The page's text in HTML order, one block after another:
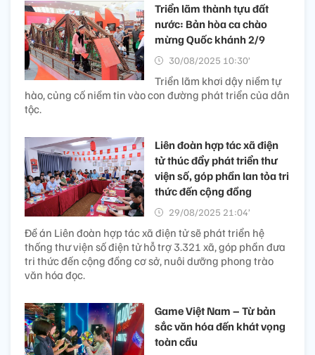
Triển lãm thành tựu đất
nước: Bản hòa ca chào
mừng Quốc khánh 2/9
30/08/2025 10:30’
Triển lãm khơi dậy niềm tự
hào, củng cố niềm tin vào con đường phát triển của dân
tộc.
Liên đoàn hợp tác xã điện
tử thúc đẩy phát triển thư
viện số, góp phần lan tỏa tri
thức đến cộng đồng
29/08/2025 21:04’
Đề án Liên đoàn hợp tác xã điện tử sẽ phát triển hệ
thống thư viện số điện tử hỗ trợ 3.321 xã, góp phần đưa
tri thức đến cộng đồng cơ sở, nuôi dưỡng phong trào
văn hóa đọc.
Game Việt Nam – Từ bản
sắc văn hóa đến khát vọng
toàn cầu